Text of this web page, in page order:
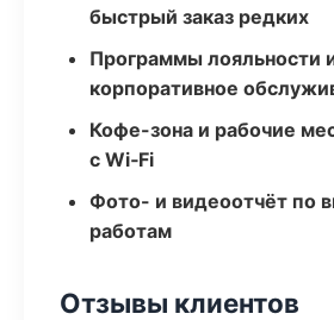
быстрый заказ редких
Программы лояльности
корпоративное
Кофе-зона и рабочие
с Wi‑Fi
Фото- и видеоотчёт по
работам
Отзывы клиентов